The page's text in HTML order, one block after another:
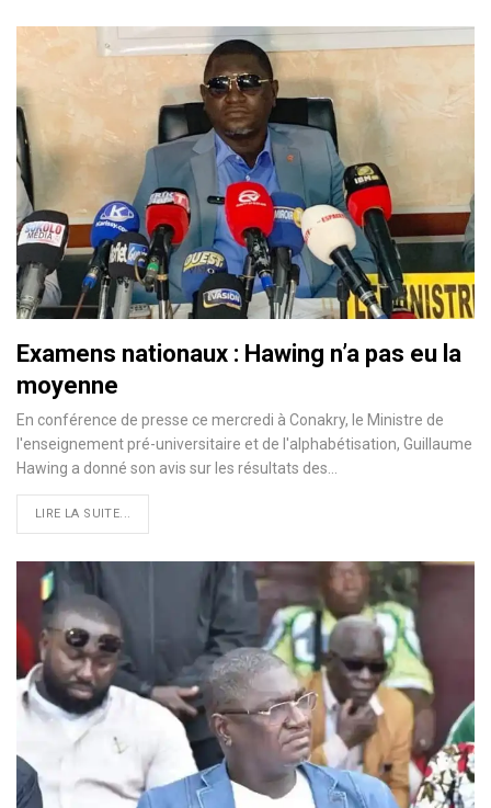
Examens nationaux : Hawing n’a pas eu la
moyenne
En conférence de presse ce mercredi à Conakry, le Ministre de
l'enseignement pré-universitaire et de l'alphabétisation, Guillaume
Hawing a donné son avis sur les résultats des…
LIRE LA SUITE...